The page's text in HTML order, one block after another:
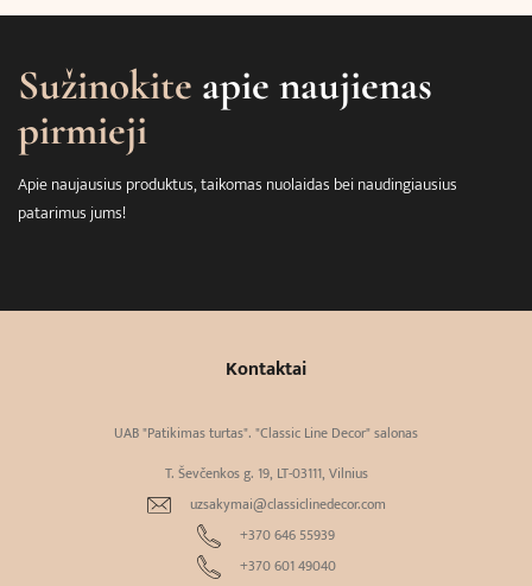
Sužinokite apie naujienas
pirmieji
Apie naujausius produktus, taikomas nuolaidas bei naudingiausius
patarimus jums!
Kontaktai
UAB "Patikimas turtas". "Classic Line Decor" salonas
T. Ševčenkos g. 19, LT-03111, Vilnius
uzsakymai@classiclinedecor.com
+370 646 55939
+370 601 49040